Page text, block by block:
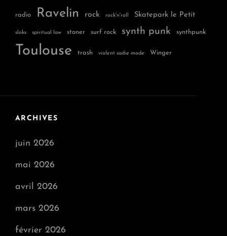
radio Ravelin rock rock'n'roll Skatepark le Petit
sloks spiritual law stoner surf rock synth punk synthpunk
Toulouse trash violent sadie mode Winger
ARCHIVES
juin 2026
mai 2026
avril 2026
mars 2026
février 2026